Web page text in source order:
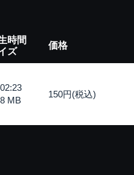
時間
ズ
価格
MB
150円(税込)